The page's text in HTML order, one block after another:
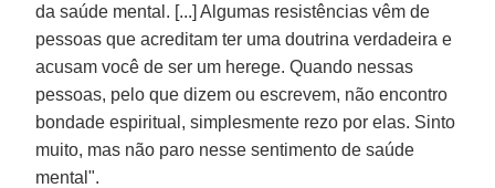
da saúde mental. [...] Algumas resistências vêm de
pessoas que acreditam ter uma doutrina verdadeira e
acusam você de ser um herege. Quando nessas
pessoas, pelo que dizem ou escrevem, não encontro
bondade espiritual, simplesmente rezo por elas. Sinto
muito, mas não paro nesse sentimento de saúde
mental".